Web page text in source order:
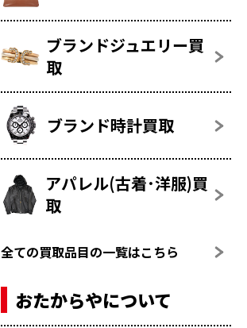
ブランドジュエリー買
取
ブランド時計買取
アパレル(古着･洋服)買
取
全ての買取品目の一覧はこちら
おたからやについて